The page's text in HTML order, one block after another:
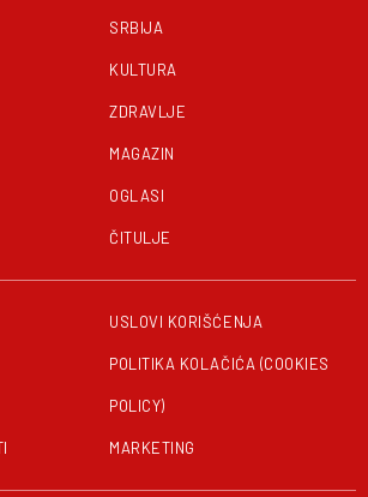
SRBIJA
KULTURA
ZDRAVLJE
MAGAZIN
OGLASI
ČITULJE
USLOVI KORIŠĆENJA
POLITIKA KOLAČIĆA (COOKIES
POLICY)
MARKETING